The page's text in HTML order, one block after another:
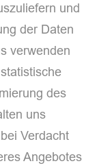
und
der Daten
verwenden
des
uns
Verdacht
Angebotes